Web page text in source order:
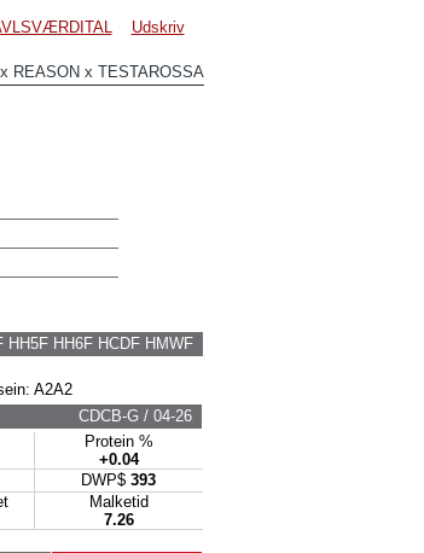
Udskriv
REASON x TESTAROSSA
HH5F HH6F HCDF HMWF
A2A2
CDCB-G / 04-26
Protein %
+0.04
DWP$ 393
Malketid
7.26